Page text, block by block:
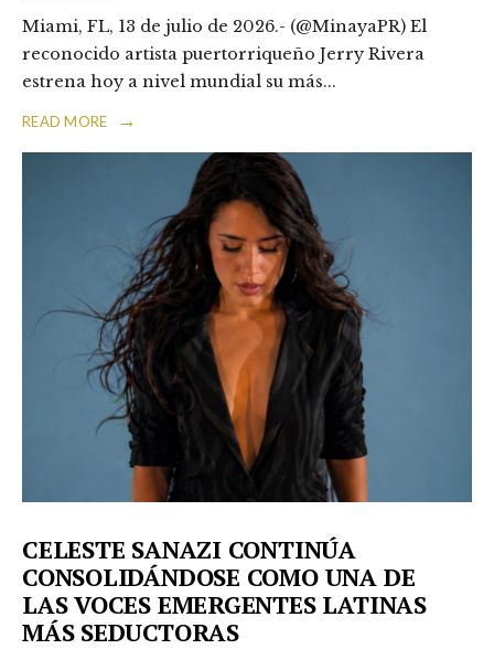
Miami, FL, 13 de julio de 2026.- (@MinayaPR) El
reconocido artista puertorriqueño Jerry Rivera
estrena hoy a nivel mundial su más...
READ MORE →
CELESTE SANAZI CONTINÚA
CONSOLIDÁNDOSE COMO UNA DE
LAS VOCES EMERGENTES LATINAS
MÁS SEDUCTORAS